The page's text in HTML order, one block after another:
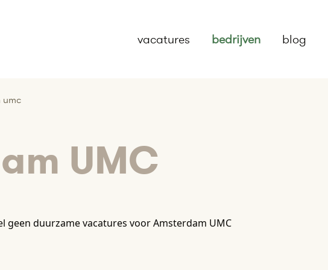
vacatures bedrijven blog
umc
UMC
geen duurzame vacatures voor Amsterdam UMC